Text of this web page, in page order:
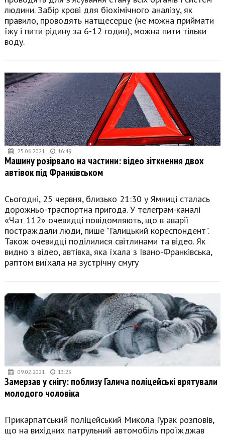
людини. Забір крові для біохімічного аналізу, як
правило, проводять натщесерце (не можна приймати
їжу і пити рідину за 6-12 годин), можна пити тільки
воду.
25.06.2021 16:49
Машину розірвало на частини: відео зіткнення двох
автівок під Франківськом
Сьогодні, 25 червня, близько 21:30 у Ямниці сталась
дорожньо-траспортна пригода. У телеграм-каналі
«Чат 112» очевидці повідомляють, що в аварії
постраждали люди, пише "Галицький кореспондент".
Також очевидці поділилися світлинами та відео. Як
видно з відео, автівка, яка їхала з Івано-Франківська,
раптом виїхала на зустрічну смугу
09.02.2021 13:25
Замерзав у снігу: поблизу Галича поліцейські врятували
молодого чоловіка
Прикарпатський поліцейський Микола Гурак розповів,
що на вихідних патрульний автомобіль проїжджав